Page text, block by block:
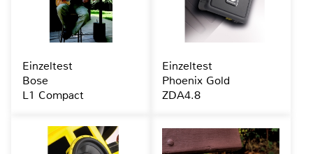
Einzeltest
Bose
L1 Compact
Einzeltest
Phoenix Gold
ZDA4.8